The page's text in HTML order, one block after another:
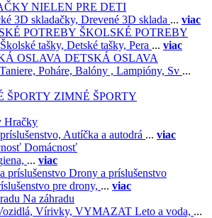
NIELEN PRE DETI
3D skladačky, Drevené 3D sklada ... viac
ŠKOLSKÉ POTREBY
Školské tašky, Detské tašky, Pera ... viac
DETSKÁ OSLAVA
Taniere, Poháre, Balóny , Lampióny, Sv ...
ZIMNÉ ŠPORTY
Hračky
Autíčka a autodrá ... viac
Domácnosť
... viac
Drony a príslušenstvo
pre drony, ... viac
Na záhradu
Vírivky, VYMAZAT Leto a voda, ...